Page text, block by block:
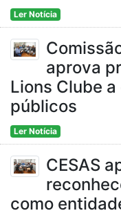
Ler Notícia
aprova
Lions Clube
públicos
Ler Notícia
CESAS
como